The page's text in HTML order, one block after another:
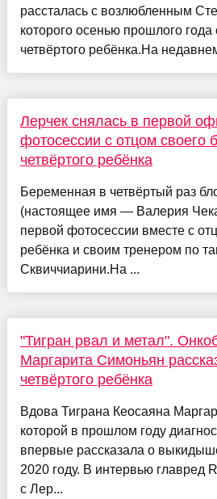
рассталась с возлюбленным
которого осенью прошлого
четвёртого ребёнка.На
Лерчек снялась в первой
фотосессии с отцом своего
четвёртого ребёнка
Беременная в четвёртый раз
(настоящее имя — Валерия
первой фотосессии вместе с
ребёнка и своим тренером по
Сквиччиарини.На ...
"Тигран рвал и метал".
Маргарита Симоньян
четвёртого ребёнка
Вдова Тиграна Кеосаяна
которой в прошлом году
впервые рассказала о
2020 году. В интервью главред
с Лер...